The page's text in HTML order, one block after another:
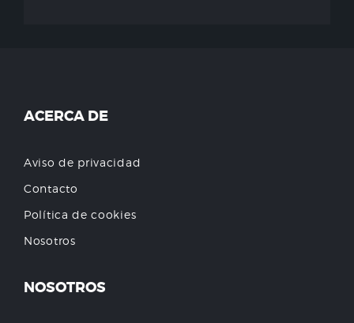
ACERCA DE
Aviso de privacidad
Contacto
Política de cookies
Nosotros
NOSOTROS